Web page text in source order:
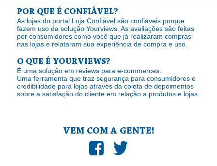
POR QUE É CONFIÁVEL?
As lojas do portal Loja Confiável são confiáveis porque
fazem uso da solução Yourviews. As avaliações são feitas
por consumidores como você que já realizaram compras
nas lojas e relataram sua experiência de compra e uso.
O QUE É YOURVIEWS?
É uma solução em reviews para e-commerces.
Uma ferramenta que traz segurança para consumidores e
credibilidade para lojas através da coleta de depoimentos
sobre a satisfação do cliente em relação a produtos e lojas.
VEM COM A GENTE!